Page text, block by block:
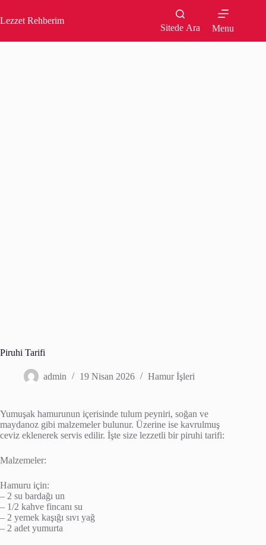
to
content
Lezzet Rehberim
Sitede Ara Menu
Piruhi Tarifi
admin 19 Nisan 2026 Hamur İşleri
Yumuşak hamurunun içerisinde tulum peyniri, soğan ve
maydanoz gibi malzemeler bulunur. Üzerine ise kavrulmuş
ceviz eklenerek servis edilir. İşte size lezzetli bir piruhi tarifi:
Malzemeler:
Hamuru için:
– 2 su bardağı un
– 1/2 kahve fincanı su
– 2 yemek kaşığı sıvı yağ
– 2 adet yumurta